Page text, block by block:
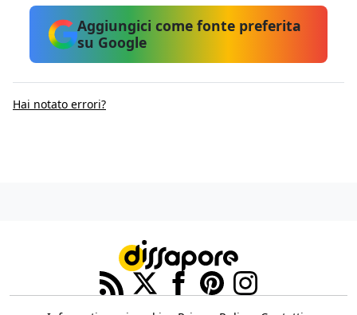
Aggiungici come fonte preferita
su Google
Hai notato errori?